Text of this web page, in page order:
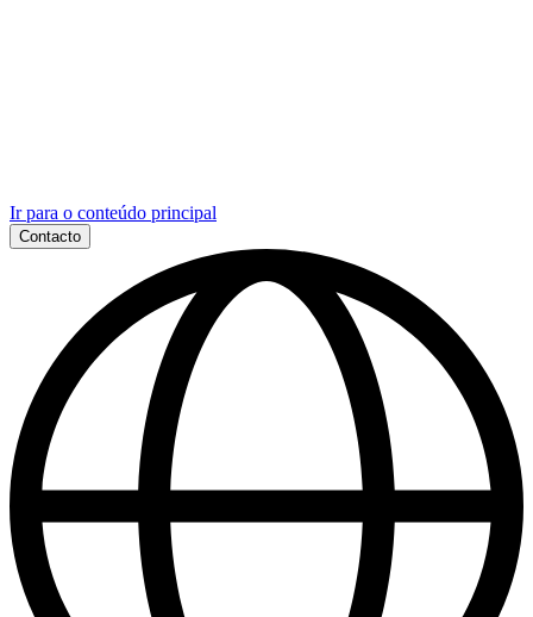
Ir para o conteúdo principal
Contacto